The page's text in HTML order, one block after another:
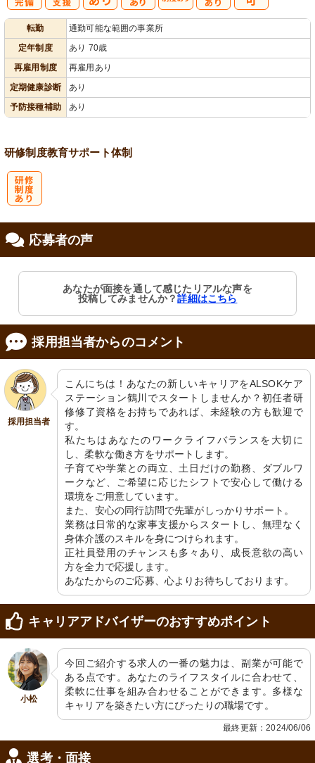
転勤
通勤可能な範囲の事業所
定年制度
あり 70歳
再雇用制度
再雇用あり
定期健康診断
あり
予防接種補助
あり
研修制度教育サポート体制
応募者の声
あなたが面接を通して感じたリアルな声を
投稿してみませんか？詳細はこちら
採用担当者からのコメント
採用担当者
こんにちは！あなたの新しいキャリアをALSOKケア
ステーション鶴川でスタートしませんか？初任者研
修修了資格をお持ちであれば、未経験の方も歓迎で
す。
私たちはあなたのワークライフバランスを大切に
し、柔軟な働き方をサポートします。
子育てや学業との両立、土日だけの勤務、ダブルワ
ークなど、ご希望に応じたシフトで安心して働ける
環境をご用意しています。
また、安心の同行訪問で先輩がしっかりサポート。
業務は日常的な家事支援からスタートし、無理なく
身体介護のスキルを身につけられます。
正社員登用のチャンスも多々あり、成長意欲の高い
方を全力で応援します。
あなたからのご応募、心よりお待ちしております。
キャリアアドバイザーのおすすめポイント
小松
今回ご紹介する求人の一番の魅力は、副業が可能で
ある点です。あなたのライフスタイルに合わせて、
柔軟に仕事を組み合わせることができます。多様な
キャリアを築きたい方にぴったりの職場です。
最終更新：2024/06/06
選考・面接